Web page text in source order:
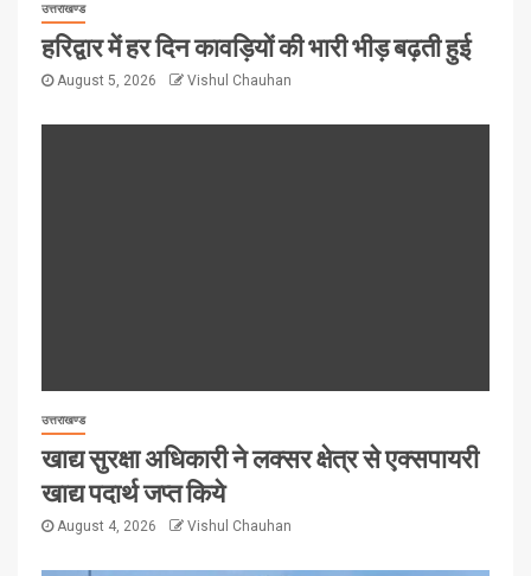
उत्तराखण्ड
हरिद्वार में हर दिन कावड़ियों की भारी भीड़ बढ़ती हुई
August 5, 2026 Vishul Chauhan
उत्तराखण्ड
खाद्य सुरक्षा अधिकारी ने लक्सर क्षेत्र से एक्सपायरी
खाद्य पदार्थ जप्त किये
August 4, 2026 Vishul Chauhan